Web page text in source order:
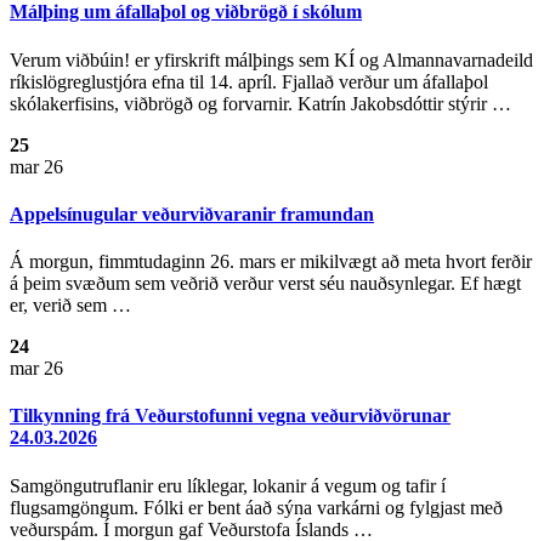
Málþing um áfallaþol og viðbrögð í skólum
Verum viðbúin! er yfirskrift málþings sem KÍ og Almannavarnadeild
ríkislögreglustjóra efna til 14. apríl. Fjallað verður um áfallaþol
skólakerfisins, viðbrögð og forvarnir. Katrín Jakobsdóttir stýrir …
25
mar 26
Appelsínugular veðurviðvaranir framundan
Á morgun, fimmtudaginn 26. mars er mikilvægt að meta hvort ferðir
á þeim svæðum sem veðrið verður verst séu nauðsynlegar. Ef hægt
er, verið sem …
24
mar 26
Tilkynning frá Veðurstofunni vegna veðurviðvörunar
24.03.2026
Samgöngutruflanir eru líklegar, lokanir á vegum og tafir í
flugsamgöngum. Fólki er bent áað sýna varkárni og fylgjast með
veðurspám. Í morgun gaf Veðurstofa Íslands …